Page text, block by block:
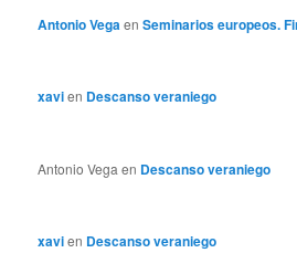
Antonio VegaenSeminarios europeos.
xavien Descanso veraniego
Antonio Vega en Descanso veraniego
xavien Descanso veraniego